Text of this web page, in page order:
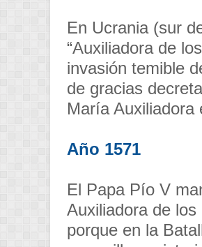
En Ucrania (sur
“Auxiliadora de
invasión temible
de gracias
María Auxiliadora
Año 1571
El Papa Pío V
Auxiliadora de
porque en la